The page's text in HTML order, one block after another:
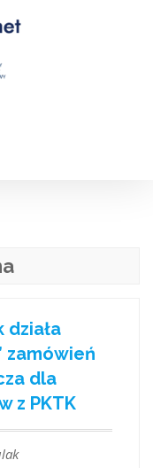
działa
zamówień
dla
z PKTK